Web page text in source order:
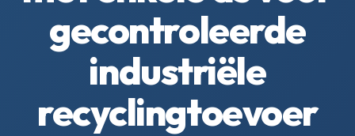
gecontroleerde
industriële
recyclingtoevoer